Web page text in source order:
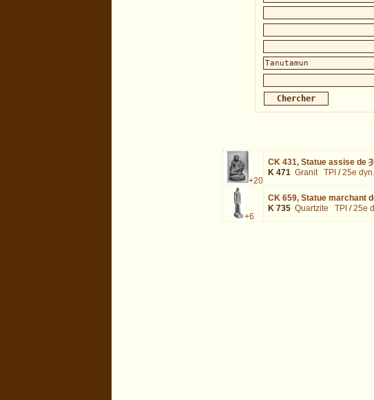
+20
CK 431, Statue assise de
K 471 Granit TPI /25e dyn.
+6
CK 659, Statue marchant
K 735 Quartzite TPI /25e